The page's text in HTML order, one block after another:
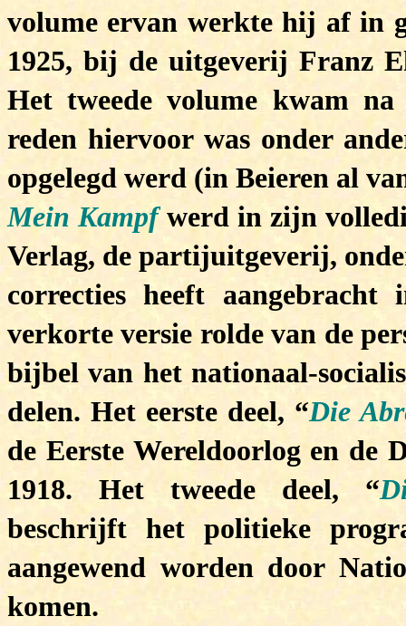
volume ervan werkte hij af in
1925, bij de uitgeverij Franz
Het tweede volume kwam
reden hiervoor was onder
opgelegd werd (in Beieren al
Mein Kampfwerd in zijn
Verlag, de partijuitgeverij,
correcties heeft
verkorte versie rolde van de
bijbel van het nationaal-
delen. Het eerste deel, “Die
de Eerste Wereldoorlog en de
1918. Het tweede deel, “
beschrijft het politieke
aangewend worden door
komen.